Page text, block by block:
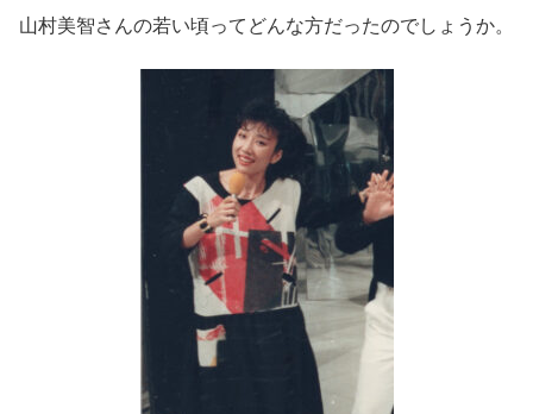
山村美智さんの若い頃ってどんな方だったのでしょうか。